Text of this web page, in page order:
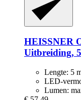
HEISSNER
Uitbreiding,
Lengte: 5
LED-
Lumen: